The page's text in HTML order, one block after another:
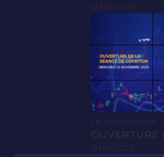
Le Journal BRVM